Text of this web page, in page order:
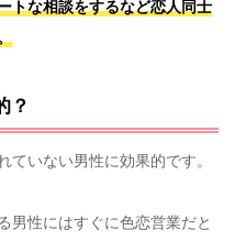
トな相談をするなど恋人同士
？
いない男性に効果的です。
男性にはすぐに色恋営業だと